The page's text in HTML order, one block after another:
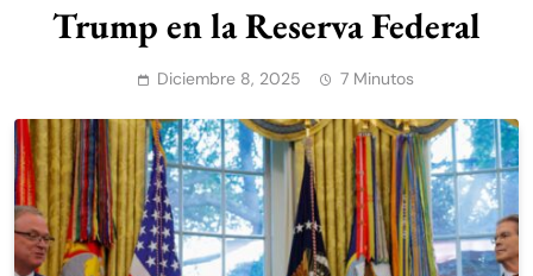
Trump en la Reserva Federal
Diciembre 8, 2025 7 Minutos